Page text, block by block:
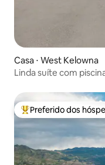
Casa ⋅ West Kelowna
Linda suíte com
Entre os melhores
Preferido dos